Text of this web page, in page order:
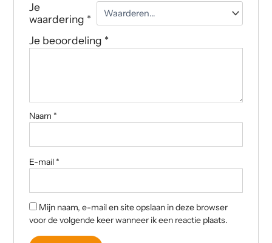
Je
waardering *
Je beoordeling *
Naam *
E-mail *
Mijn naam, e-mail en site opslaan in deze browser
voor de volgende keer wanneer ik een reactie plaats.